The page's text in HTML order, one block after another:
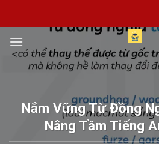
content
Nắm Vững Từ Đồng
Nâng Tầm Tiếng